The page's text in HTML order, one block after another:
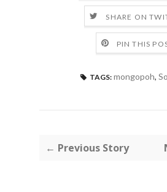
SHARE ON
PIN THIS
TAGS: mongopoh,
← Previous Story